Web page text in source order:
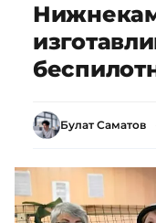
Булат Саматов